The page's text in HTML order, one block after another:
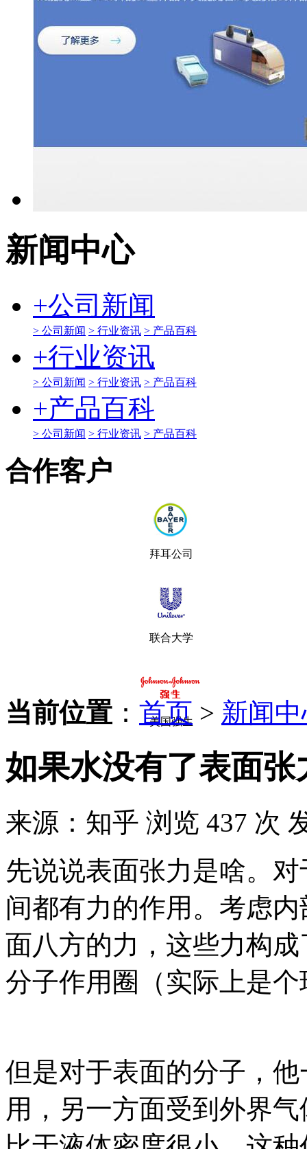
新闻中心
+公司新闻
> 公司新闻 > 行业资讯 > 产品百科
+行业资讯
> 公司新闻 > 行业资讯 > 产品百科
+产品百科
> 公司新闻 > 行业资讯 > 产品百科
合作客户
拜耳公司
联合大学
美国强生
当前位置 ： 首页 > 新闻
如果水没有了表面
来源：知乎 浏览 437 次
先说说表面张力是啥。
间都有力的作用。考虑
面八方的力，这些力构
分子作用圈（实际上是个
但是对于表面的分子，
用，另一方面受到外界